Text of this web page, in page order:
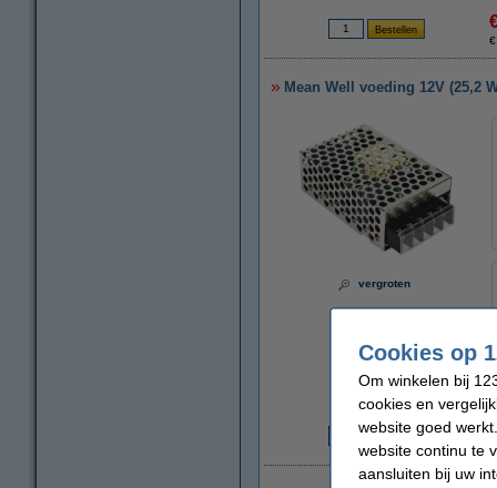
Mean Well voeding 12V (25,2
vergroten
Cookies op
Om winkelen bij
cookies en
website goed
website continu te
aansluiten bij uw